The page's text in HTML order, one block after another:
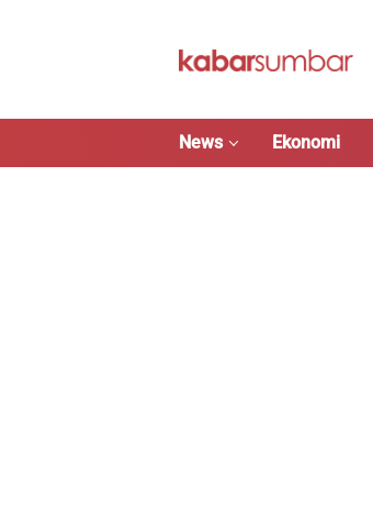
News Ekonomi